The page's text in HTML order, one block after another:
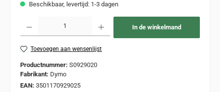
Beschikbaar, levertijd: 1-3 dagen
In de winkelmand
Toevoegen aan wensenlijst
Productnummer: S0929020
Fabrikant: Dymo
EAN: 3501170929025